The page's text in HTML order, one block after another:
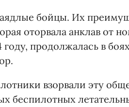
бойцы. Их
оторвала анклав от
году, продолжалась в
взорвали эту
беспилотных